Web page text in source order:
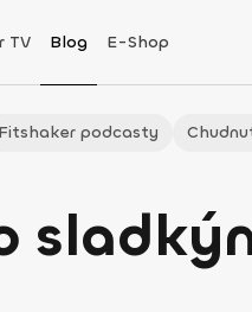
TV Blog E-Shop
Fitshaker podcasty